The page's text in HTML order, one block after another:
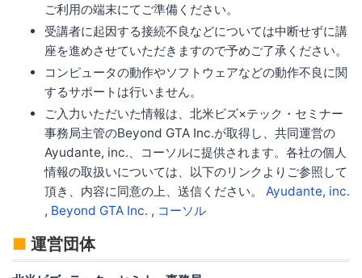
ご利用の端末にてご準備ください。
受講者に起因する接続不良などについては中断せずに講
座を進めさせていただきますので予めご了承ください。
コンピュータの動作やソフトウェアなどの動作不良に関
するサポートは行いません。
ご入力いただいた情報は、北米ビズ×テック・セミナー
事務局主管のBeyond GTA Inc.が取得し、共同運営の
Ayudante, inc.、コーソルに提供されます。各社の個人
情報の取扱いについては、以下のリンクよりご参照して
頂き、内容に同意の上、送信ください。 Ayudante, inc.
, Beyond GTA Inc. , コーソル
■ 運営団体